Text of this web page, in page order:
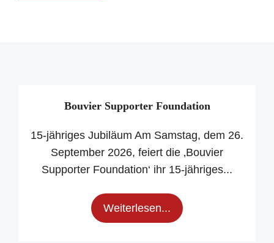
Bouvier Supporter Foundation
15-jähriges Jubiläum Am Samstag, dem 26.
September 2026, feiert die ‚Bouvier
Supporter Foundation‘ ihr 15-jähriges...
Weiterlesen...